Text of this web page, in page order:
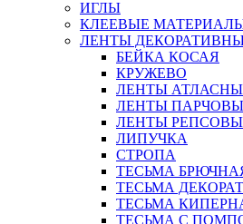
ИГЛЫ
КЛЕЕВЫЕ
ЛЕНТЫ
БЕЙКА КОСАЯ
КРУЖЕВО
ЛЕНТЫ
ЛЕНТЫ
ЛЕНТЫ
ЛИПУЧКА
СТРОПА
ТЕСЬМА
ТЕСЬМА
ТЕСЬМА
ТЕСЬМА С